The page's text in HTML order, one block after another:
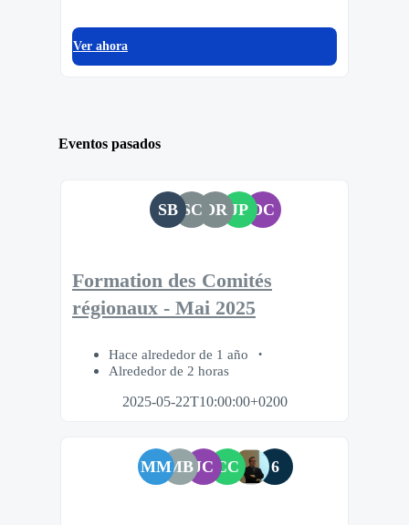
Ver ahora
Eventos pasados
SB SC DR JP DC
Formation des Comités
régionaux - Mai 2025
Hace alrededor de 1 año
Alrededor de 2 horas
2025-05-22T10:00:00+0200
MMMBJC CC 6